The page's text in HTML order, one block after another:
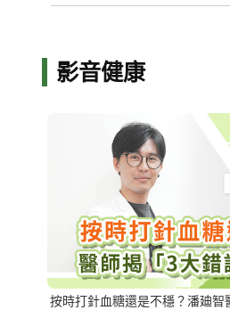
影音健康
按時打針血糖還是不穩？潘廸智